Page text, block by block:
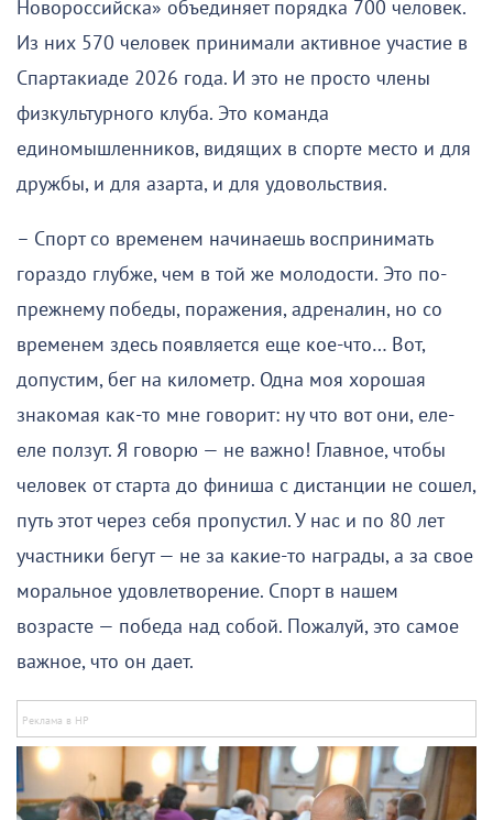
Новороссийска» объединяет порядка 700 человек.
Из них 570 человек принимали активное участие в
Спартакиаде 2026 года. И это не просто члены
физкультурного клуба. Это команда
единомышленников, видящих в спорте место и для
дружбы, и для азарта, и для удовольствия.
– Спорт со временем начинаешь воспринимать
гораздо глубже, чем в той же молодости. Это по-
прежнему победы, поражения, адреналин, но со
временем здесь появляется еще кое-что… Вот,
допустим, бег на километр. Одна моя хорошая
знакомая как-то мне говорит: ну что вот они, еле-
еле ползут. Я говорю — не важно! Главное, чтобы
человек от старта до финиша с дистанции не сошел,
путь этот через себя пропустил. У нас и по 80 лет
участники бегут — не за какие-то награды, а за свое
моральное удовлетворение. Спорт в нашем
возрасте — победа над собой. Пожалуй, это самое
важное, что он дает.